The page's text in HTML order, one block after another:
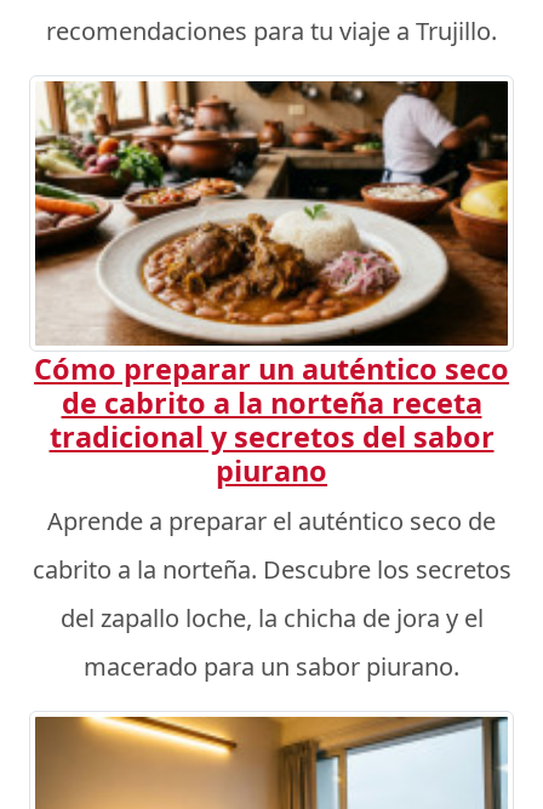
recomendaciones para tu viaje a Trujillo.
Cómo preparar un auténtico seco
de cabrito a la norteña receta
tradicional y secretos del sabor
piurano
Aprende a preparar el auténtico seco de
cabrito a la norteña. Descubre los secretos
del zapallo loche, la chicha de jora y el
macerado para un sabor piurano.